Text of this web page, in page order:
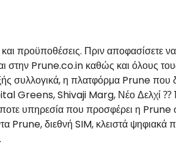
προϋποθέσεις. Πριν αποφασίσετε
στην Prune.co.in καθώς και όλους
συλλογικά, η πλατφόρμα Prune
Greens, Shivaji Marg, Νέο Δελχί ⁇
υπηρεσία που προσφέρει η Prune
διεθνή SIM, κλειστά ψηφιακά